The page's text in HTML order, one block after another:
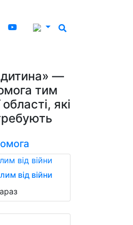
—
тим
які
від війни